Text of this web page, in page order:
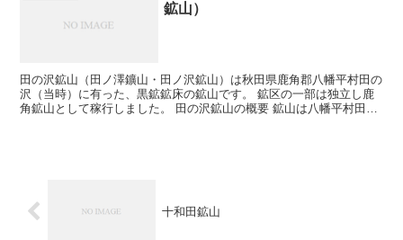
鉱山）
田の沢鉱山（田ノ澤鑛山・田ノ沢鉱山）は秋田県鹿角郡八幡平村田の
沢（当時）に有った、黒鉱鉱床の鉱山です。 鉱区の一部は独立し鹿
角鉱山として稼行しました。 田の沢鉱山の概要 鉱山は八幡平村田の
十和田鉱山